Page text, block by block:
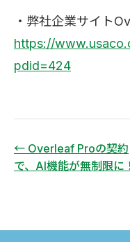
・弊社企業サイト
https://
pdid=424
← Overleaf Proの契約
で、AI機能が無制限に！